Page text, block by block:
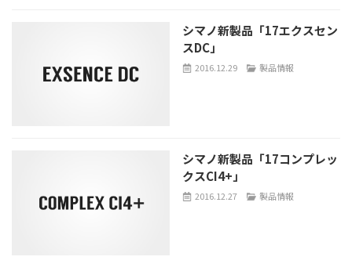
シマノ新製品「17エクスセン
スDC」
2016.12.29 製品情報
シマノ新製品「17コンプレッ
クスCI4+」
2016.12.27 製品情報